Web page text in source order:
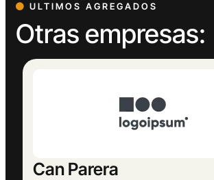
ULTIMOS AGREGADOS
Otras empresas:
Europeu Parets de Baix